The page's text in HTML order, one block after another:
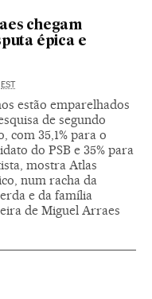
chegam
épica e
EST
estão emparelhados
de segundo
com 35,1% para o
do PSB e 35% para
mostra Atlas
num racha da
e da família
de Miguel Arraes